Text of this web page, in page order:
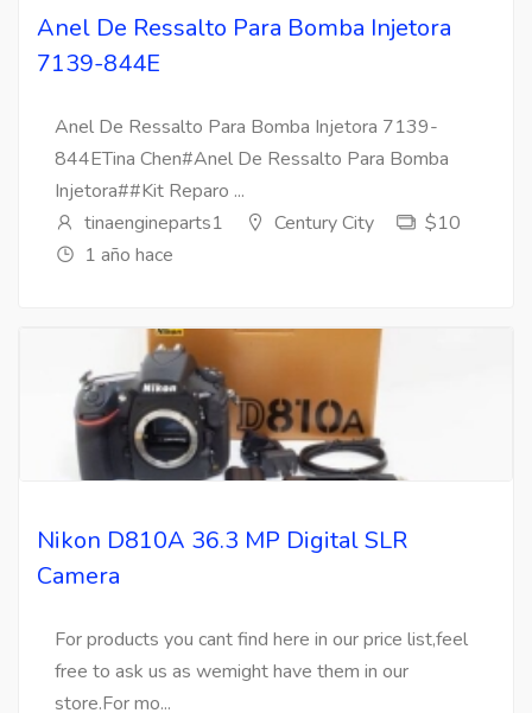
Anel De Ressalto Para Bomba Injetora
7139-844E
Anel De Ressalto Para Bomba Injetora 7139-
844ETina Chen#Anel De Ressalto Para Bomba
Injetora##Kit Reparo ...
tinaengineparts1
Century City
$10
1 año hace
Nikon D810A 36.3 MP Digital SLR
Camera
For products you cant find here in our price list,feel
free to ask us as wemight have them in our
store.For mo...